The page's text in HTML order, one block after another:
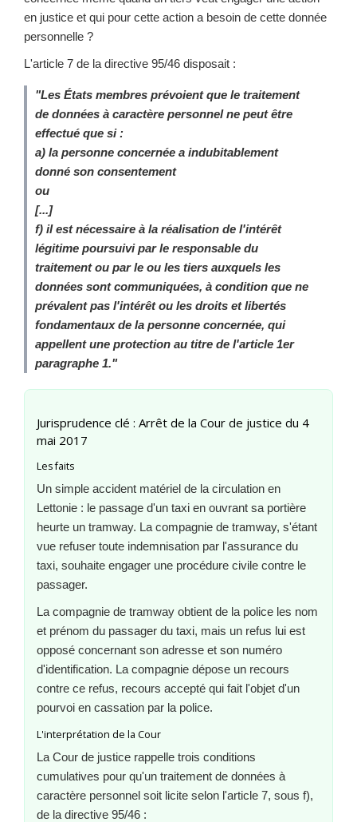
en justice et qui pour cette action a besoin de cette donnée
personnelle ?
L'article 7 de la directive 95/46 disposait :
"Les États membres prévoient que le traitement
de données à caractère personnel ne peut être
effectué que si :
a) la personne concernée a indubitablement
donné son consentement
ou
[...]
f) il est nécessaire à la réalisation de l'intérêt
légitime poursuivi par le responsable du
traitement ou par le ou les tiers auxquels les
données sont communiquées, à condition que ne
prévalent pas l'intérêt ou les droits et libertés
fondamentaux de la personne concernée, qui
appellent une protection au titre de l'article 1er
paragraphe 1."
Jurisprudence clé : Arrêt de la Cour de justice du 4
mai 2017
Les faits
Un simple accident matériel de la circulation en
Lettonie : le passage d'un taxi en ouvrant sa portière
heurte un tramway. La compagnie de tramway, s'étant
vue refuser toute indemnisation par l'assurance du
taxi, souhaite engager une procédure civile contre le
passager.
La compagnie de tramway obtient de la police les nom
et prénom du passager du taxi, mais un refus lui est
opposé concernant son adresse et son numéro
d'identification. La compagnie dépose un recours
contre ce refus, recours accepté qui fait l'objet d'un
pourvoi en cassation par la police.
L'interprétation de la Cour
La Cour de justice rappelle trois conditions
cumulatives pour qu'un traitement de données à
caractère personnel soit licite selon l'article 7, sous f),
de la directive 95/46 :